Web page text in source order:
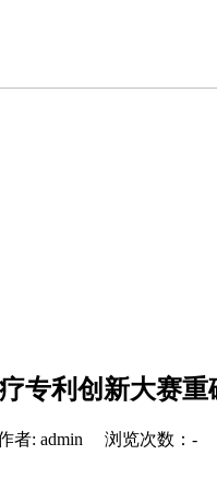
专利创新大赛
者: admin 浏览次数： -